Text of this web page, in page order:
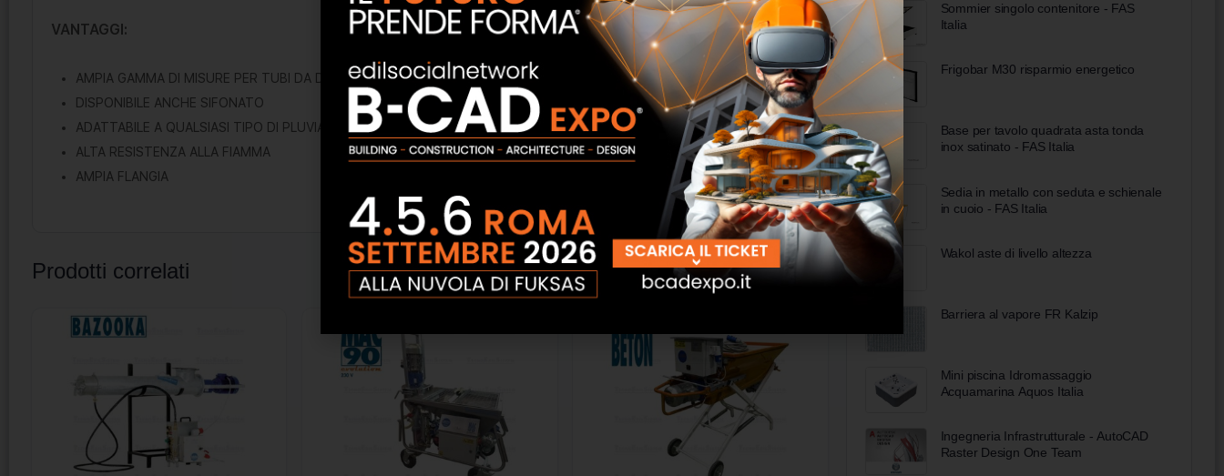
VANTAGGI:
AMPIA GAMMA DI MISURE PER TUBI DA DIAMETRO 40 A 200
DISPONIBILE ANCHE SIFONATO
ADATTABILE A QUALSIASI TIPO DI PLUVIALE DI SCARICO
ALTA RESISTENZA ALLA FIAMMA
AMPIA FLANGIA
Prodotti correlati
Sommier singolo contenitore - FAS
Italia
Frigobar M30 risparmio energetico
Base per tavolo quadrata asta tonda
inox satinato - FAS Italia
Sedia in metallo con seduta e schienale
in cuoio - FAS Italia
Wakol aste di livello altezza
Barriera al vapore FR Kalzip
Mini piscina Idromassaggio
Acquamarina Aquos Italia
Ingegneria Infrastrutturale - AutoCAD
Raster Design One Team